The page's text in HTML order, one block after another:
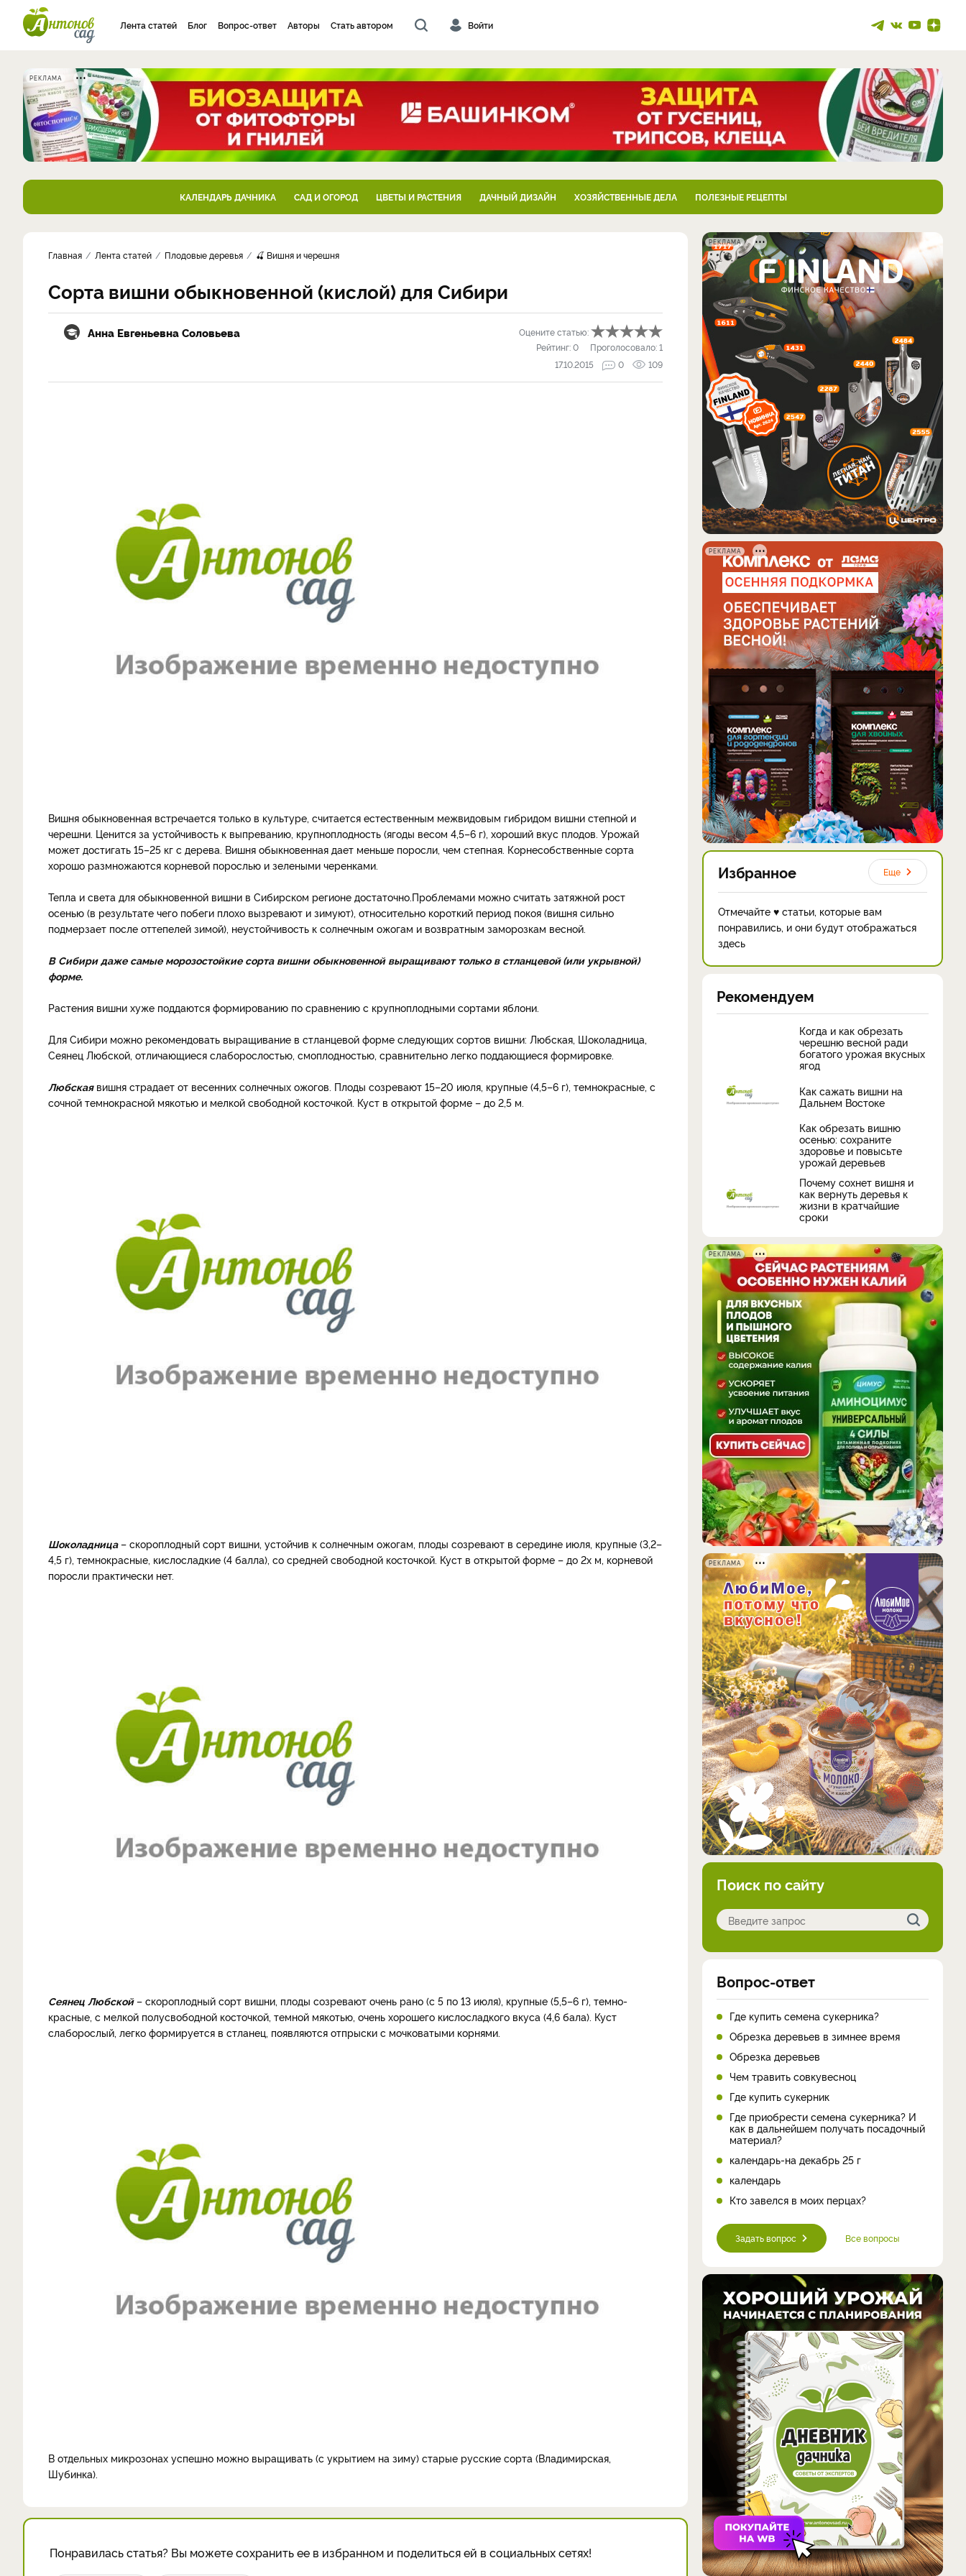
Лента статей Блог Вопрос-ответ Авторы Стать автором Войти
РЕКЛАМА
КАЛЕНДАРЬ ДАЧНИКА САД И ОГОРОД ЦВЕТЫ И РАСТЕНИЯ ДАЧНЫЙ ДИЗАЙН ХОЗЯЙСТВЕННЫЕ ДЕЛА ПОЛЕЗНЫЕ РЕЦЕПТЫ
Главная Лента статей Плодовые деревья 🍒 Вишня и черешня
Сорта вишни обыкновенной (кислой) для Сибири
Анна Евгеньевна Соловьева
Оцените статью:
Рейтинг:0 Проголосовало:1
17.10.2015
0 109
Вишня обыкновенная встречается только в культуре, считается естественным межвидовым гибридом вишни степной и
черешни. Ценится за устойчивость к выпреванию, крупноплодность (ягоды весом 4,5–6 г), хороший вкус плодов. Урожай
может достигать 15–25 кг с дерева. Вишня обыкновенная дает меньше поросли, чем степная. Корнесобственные сорта
хорошо размножаются корневой порослью и зелеными черенками.
Тепла и света для обыкновенной вишни в Сибирском регионе достаточно.Проблемами можно считать затяжной рост
осенью (в результате чего побеги плохо вызревают и зимуют), относительно короткий период покоя (вишня сильно
подмерзает после оттепелей зимой), неустойчивость к солнечным ожогам и возвратным заморозкам весной.
В Сибири даже самые морозостойкие сорта вишни обыкновенной выращивают только в стланцевой(или укрывной)
форме.
Растения вишни хуже поддаются формированию по сравнению с крупноплодными сортами яблони.
Для Сибири можно рекомендовать выращивание в стланцевой форме следующих сортов вишни: Любская, Шоколадница,
Сеянец Любской, отличающиеся слаборослостью, смоплодностью, сравнительно легко поддающиеся формировке.
Любская вишня страдает от весенних солнечных ожогов. Плоды созревают 15–20 июля, крупные (4,5–6 г), темно­красные, с
сочной темно­красной мякотью и мелкой свободной косточкой. Куст в открытой форме – до 2,5 м.
Шоколадница– скороплодный сорт вишни, устойчив к солнечным ожогам, плоды созревают в середине июля, крупные (3,2–
4,5 г), темно­красные, кисло­сладкие (4 балла), со средней свободной косточкой. Куст в открытой форме – до 2­х м, корневой
поросли практически нет.
Сеянец Любской– скороплодный сорт вишни, плоды созревают очень рано (с 5 по 13 июля), крупные (5,5–6 г), темно­
красные, с мелкой полусвободной косточкой, темной мякотью, очень хорошего кисло­сладкого вкуса (4,6 бала). Куст
слаборослый, легко формируется в стланец, появляются отпрыски с мочковатыми корнями.
В отдельных микрозонах успешно можно выращивать (с укрытием на зиму) старые русские сорта (Владимирская,
Шубинка).
Понравилась статья? Вы можете сохранить ее в избранном и поделиться ей в социальных сетях!
РЕКЛАМА
РЕКЛАМА
Избранное Еще
Отмечайте ♥ статьи, которые вам
понравились, и они будут отображаться
здесь
Рекомендуем
Когда и как обрезать
черешню весной ради
богатого урожая вкусных
ягод
Как сажать вишни на
Дальнем Востоке
Как обрезать вишню
осенью: сохраните
здоровье и повысьте
урожай деревьев
Почему сохнет вишня и
как вернуть деревья к
жизни в кратчайшие
сроки
РЕКЛАМА
РЕКЛАМА
Поиск по сайту
Вопрос-ответ
Где купить семена сукерника?
Обрезка деревьев в зимнее время
Обрезка деревьев
Чем травить совкувесноц
Где купить сукерник
Где приобрести семена сукерника? И
как в дальнейшем получать посадочный
материал?
календарь-на декабрь 25 г
календарь
Кто завелся в моих перцах?
Задать вопрос Все вопросы